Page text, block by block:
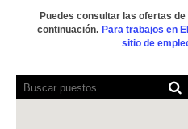
Puedes consultar las ofertas
continuación. Para trabajos en
sitio de
Los
lectores